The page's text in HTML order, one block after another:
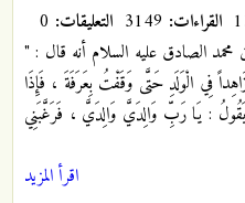
القراءات: التعليقات:
الصادق عليه السلام أنه قال : "
فِي الْوَلَدِ حَتَّى وَقَفْتُ بِعَرَفَةَ ، فَإِذَا
: يَا رَبِّ وَالِدَيَّ وَالِدَيَّ ، فَرَغَّبَنِي‏
اقرأ المزيد